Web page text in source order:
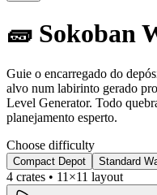
🧱 Sokoban
Guie o encarregado do
alvo num labirinto gerado
Level Generator. Todo
planejamento esperto.
Choose difficulty
Compact Depot Standard
4 crates • 11 ×11 layout